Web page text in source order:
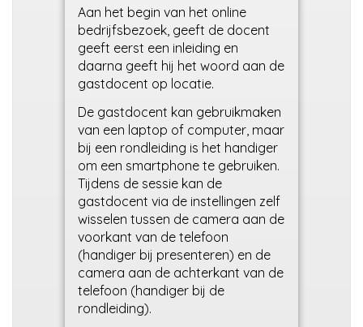
Aan het begin van het online
bedrijfsbezoek, geeft de docent
geeft eerst een inleiding en
daarna geeft hij het woord aan de
gastdocent op locatie.
De gastdocent kan gebruikmaken
van een laptop of computer, maar
bij een rondleiding is het handiger
om een smartphone te gebruiken.
Tijdens de sessie kan de
gastdocent via de instellingen zelf
wisselen tussen de camera aan de
voorkant van de telefoon
(handiger bij presenteren) en de
camera aan de achterkant van de
telefoon (handiger bij de
rondleiding).